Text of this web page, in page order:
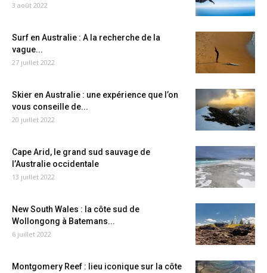
3 août 2022
Surf en Australie : A la recherche de la
vague...
27 juillet 2022
Skier en Australie : une expérience que l’on
vous conseille de...
20 juillet 2022
Cape Arid, le grand sud sauvage de
l’Australie occidentale
13 juillet 2022
New South Wales : la côte sud de
Wollongong à Batemans...
6 juillet 2022
Montgomery Reef : lieu iconique sur la côte